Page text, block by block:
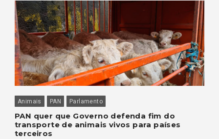
Animais PAN Parlamento
PAN quer que Governo defenda fim do
transporte de animais vivos para países
terceiros